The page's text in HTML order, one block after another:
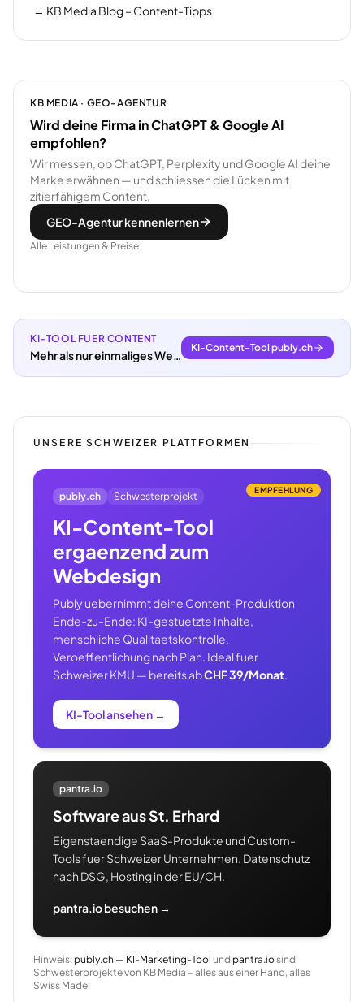
→ KB Media Blog – Content-Tipps
KB MEDIA · GEO-AGENTUR
Wird deine Firma in ChatGPT & Google AI
empfohlen?
Wir messen, ob ChatGPT, Perplexity und Google AI deine
Marke erwähnen — und schliessen die Lücken mit
zitierfähigem Content.
GEO-Agentur kennenlernen
Alle Leistungen & Preise
KI-TOOL FUER CONTENT
Mehr als nur einmaliges Webdesign.
KI-Content-Tool publy.ch
UNSERE SCHWEIZER PLATTFORMEN
EMPFEHLUNG
publy.ch Schwesterprojekt
KI-Content-Tool
ergaenzend zum
Webdesign
Publy uebernimmt deine Content-Produktion
Ende-zu-Ende: KI-gestuetzte Inhalte,
menschliche Qualitaetskontrolle,
Veroeffentlichung nach Plan. Ideal fuer
Schweizer KMU — bereits abCHF 39/Monat.
KI-Tool ansehen →
pantra.io
Software aus St. Erhard
Eigenstaendige SaaS-Produkte und Custom-
Tools fuer Schweizer Unternehmen. Datenschutz
nach DSG, Hosting in der EU/CH.
pantra.io besuchen →
Hinweis: publy.ch — KI-Marketing-Tool und pantra.iosind
Schwesterprojekte von KB Media – alles aus einer Hand, alles
Swiss Made.